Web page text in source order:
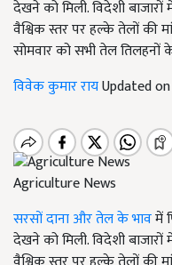
देखने को मिली. विदेशी
वैश्विक स्तर पर हल्के तेलों की
सोमवार को सभी तेल तिलहनों
विवेक कुमार रायUpdated on
Agriculture News
सरसों दाना और तेल के भावमें
देखने को मिली. विदेशी